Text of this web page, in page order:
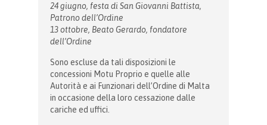
24 giugno, festa di San Giovanni Battista,
Patrono dell’Ordine
13 ottobre, Beato Gerardo, fondatore
dell’Ordine
Sono escluse da tali disposizioni le
concessioni Motu Proprio e quelle alle
Autorità e ai Funzionari dell’Ordine di Malta
in occasione della loro cessazione dalle
cariche ed uffici.